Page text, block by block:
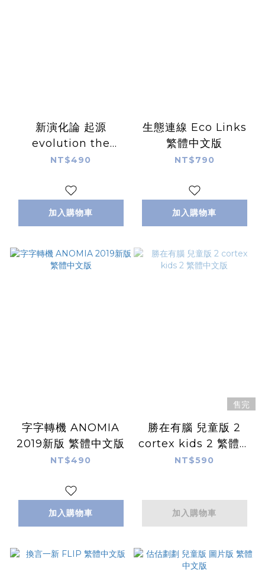
新演化論 起源
evolution the
beginning 繁體中文
NT$490
加入購物車
生態連線 Eco Links
繁體中文版
NT$790
加入購物車
字字轉機 ANOMIA
2019新版 繁體中文版
NT$490
加入購物車
售完
勝在有腦 兒童版 2
cortex kids 2 繁體中
文版
NT$590
加入購物車